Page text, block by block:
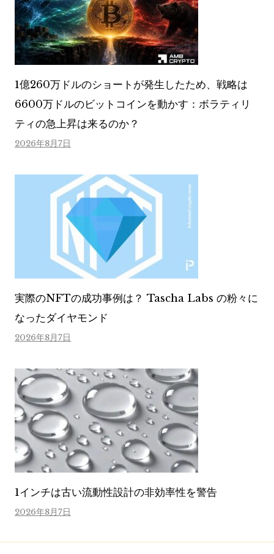
1億260万ドルのショートが発生したため、戦略は
6600万ドルのビットコインを動かす：ボラティリ
ティの急上昇は来るのか？
2026年8月7日
実際のNFTの成功事例は？ Tascha Labs の粉々に
なったダイヤモンド
2026年8月7日
1インチは古い流動性設計の非効率性を警告
2026年8月7日